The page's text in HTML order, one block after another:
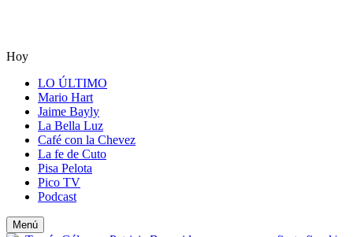
Hoy
LO ÚLTIMO
Mario Hart
Jaime Bayly
La Bella Luz
Café con la Chevez
La fe de Cuto
Pisa Pelota
Pico TV
Podcast
Menú